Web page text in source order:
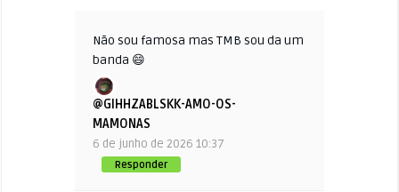
Não sou famosa mas TMB sou da um
banda 😄
@GIHHZABLSKK-AMO-OS-
MAMONAS
6 de junho de 2026 10:37
Responder